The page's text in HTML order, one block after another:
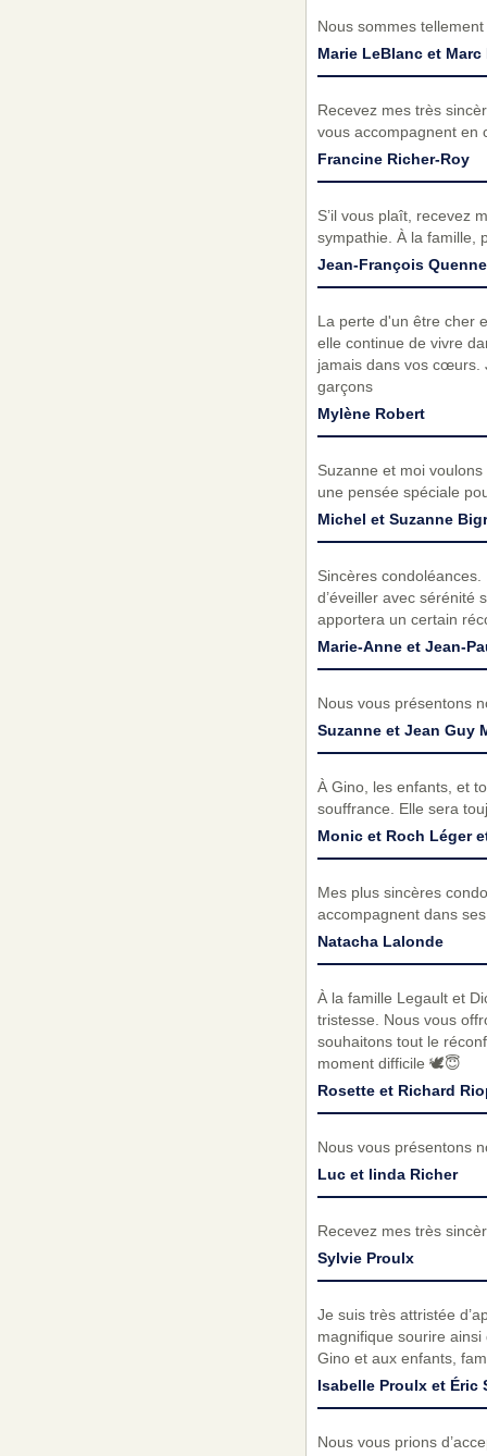
Nous sommes
Marie LeBlanc et Marc
Recevez mes très
vous accompagnent en
Francine Richer-Roy
S’il vous plaît, recevez
sympathie. À la famille,
Jean-François
La perte d'un être cher
elle continue de vivre
jamais dans vos cœurs.
garçons
Mylène Robert
Suzanne et moi
une pensée spéciale
Michel et Suzanne
Sincères
d’éveiller avec sérénité
apportera un certain
Marie-Anne et Jean-
Nous vous présentons
Suzanne et Jean Guy
À Gino, les enfants, et
souffrance. Elle sera
Monic et Roch Léger
Mes plus sincères
accompagnent dans
Natacha Lalonde
À la famille Legault et
tristesse. Nous vous
souhaitons tout le
moment difficile 🕊️😇
Rosette et Richard
Nous vous présentons
Luc et linda Richer
Recevez mes très
Sylvie Proulx
Je suis très attristée
magnifique sourire
Gino et aux enfants,
Isabelle Proulx et Éric
Nous vous prions